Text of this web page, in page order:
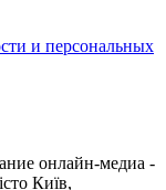
и персональных
онлайн-медиа -
Київ,